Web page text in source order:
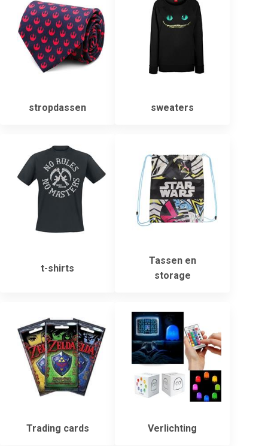
stropdassen sweaters
t-shirts
Tassen en
storage
Trading cards Verlichting